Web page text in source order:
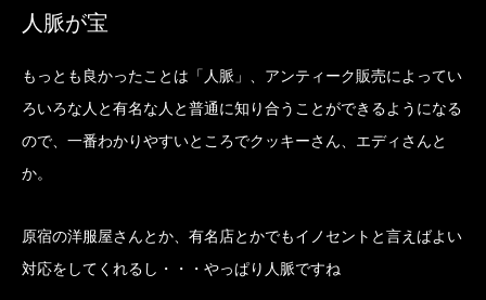
人脈が宝
もっとも良かったことは「人脈」、アンティーク販売によってい
ろいろな人と有名な人と普通に知り合うことができるようになる
ので、一番わかりやすいところでクッキーさん、エディさんと
か。
原宿の洋服屋さんとか、有名店とかでもイノセントと言えばよい
対応をしてくれるし・・・やっぱり人脈ですね